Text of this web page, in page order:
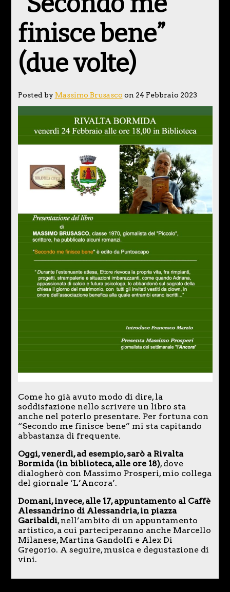
finisce bene”
(due volte)
Posted by Massimo Brusasco on 24 Febbraio 2023
Come ho già avuto modo di dire, la
soddisfazione nello scrivere un libro sta
anche nel poterlo presentare. Per fortuna con
“Secondo me finisce bene” mi sta capitando
abbastanza di frequente.
Oggi, venerdì, ad esempio, sarò a Rivalta
Bormida (in biblioteca, alle ore 18), dove
dialogherò con Massimo Prosperi, mio collega
del giornale ‘L’Ancora’.
Domani, invece, alle 17, appuntamento al Caffè
Alessandrino di Alessandria, in piazza
Garibaldi, nell’ambito di un appuntamento
artistico, a cui parteciperanno anche Marcello
Milanese, Martina Gandolfi e Alex Di
Gregorio. A seguire, musica e degustazione di
vini.